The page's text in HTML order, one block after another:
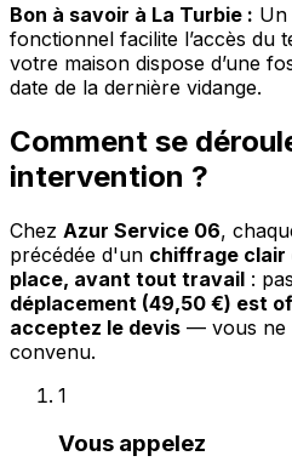
Bon à savoir à La Turbie :
fonctionnel facilite l’accès du
votre maison dispose d’une
date de la dernière vidange.
Comment se
intervention ?
Chez Azur Service 06,
précédée d'un chiffrage clair
place, avant tout travail :
déplacement (49,50 €) est
acceptez le devis — vous ne
convenu.
1
Vous appelez